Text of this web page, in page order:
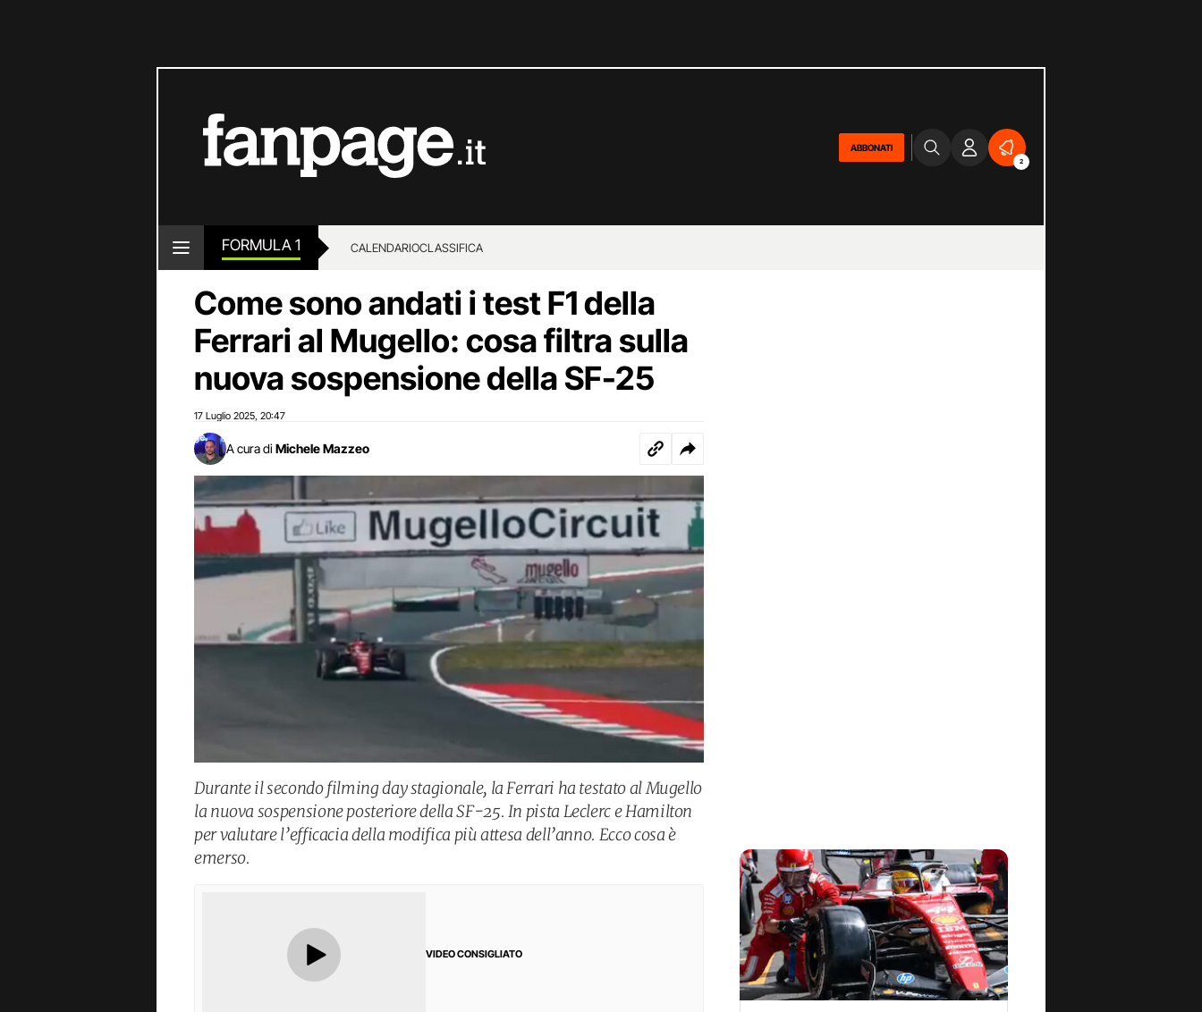
ABBONATI
2
FORMULA 1 CALENDARIOCLASSIFICA
Come sono andati i test F1 della
Ferrari al Mugello: cosa filtra sulla
nuova sospensione della SF-25
17 Luglio 2025 20:47
A cura di Michele Mazzeo
Durante il secondo filming day stagionale, la Ferrari ha testato al Mugello
la nuova sospensione posteriore della SF-25. In pista Leclerc e Hamilton
per valutare l’efficacia della modifica più attesa dell’anno. Ecco cosa è
emerso.
VIDEO CONSIGLIATO